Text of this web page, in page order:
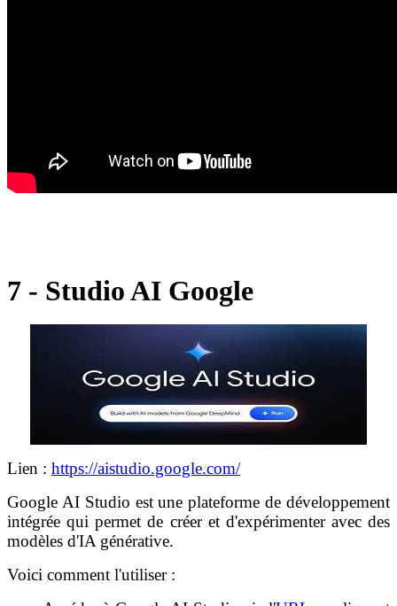
7 - Studio AI Google
Lien : https://aistudio.google.com/
Google AI Studio est une plateforme de développement
intégrée qui permet de créer et d'expérimenter avec des
modèles d'IA générative.
Voici comment l'utiliser :